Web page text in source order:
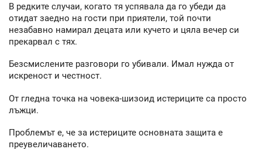
В редките случаи, когато тя успявала да го убеди да
отидат заедно на гости при приятели, той почти
незабавно намирал децата или кучето и цяла вечер си
прекарвал с тях.
Безсмислените разговори го убивали. Имал нужда от
искреност и честност.
От гледна точка на човека-шизоид истериците са просто
лъжци.
Проблемът е, че за истериците основната защита е
преувеличаването.